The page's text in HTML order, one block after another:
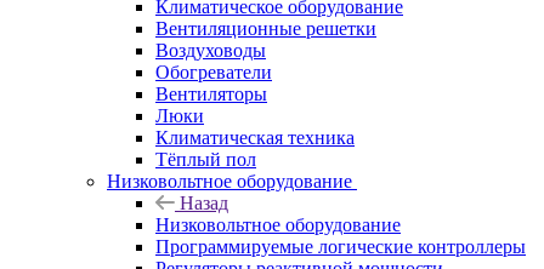
Климатическое оборудование
Вентиляционные решетки
Воздуховоды
Обогреватели
Вентиляторы
Люки
Климатическая техника
Тёплый пол
Низковольтное оборудование
Назад
Низковольтное оборудование
Программируемые логические контроллеры